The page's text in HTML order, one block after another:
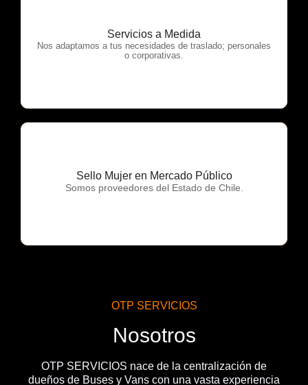
Servicios a Medida
Nos adaptamos a tus necesidades de traslado; personales
o corporativas.
OTP Servicios
Sello Mujer en Mercado Público
Somos proveedores del Estado de Chile.
OTP Servicios
OTP SERVICIOS
Nosotros
OTP SERVICIOS nace de la centralización de
dueños de Buses y Vans con una vasta experiencia